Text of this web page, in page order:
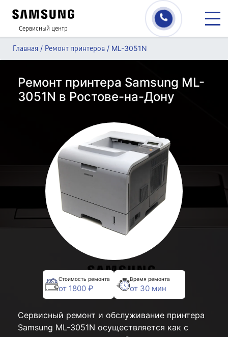
Сервисный центр
Главная / Ремонт принтеров / ML-3051N
Ремонт принтера Samsung ML-
3051N в Ростове-на-Дону
Стоимость ремонта
от 1800 ₽
Время ремонта
от 30 мин
Сервисный ремонт и обслуживание принтера
Samsung ML-3051N осуществляется как с